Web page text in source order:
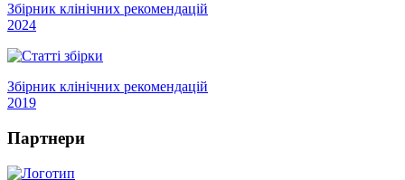
Збірник клінічних рекомендацій
2024
Збірник клінічних рекомендацій
2019
Партнери